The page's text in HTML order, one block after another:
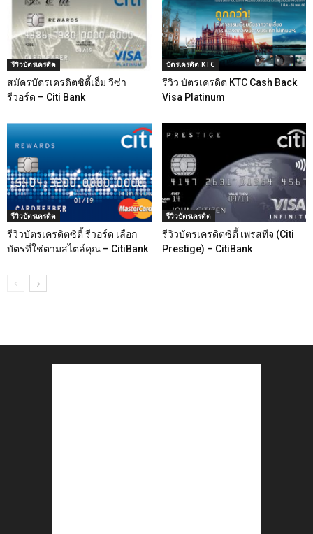
รีวิวบัตรเครดิต
สมัครบัตรเครดิตซิตี้เอ็ม วีซ่า
รีวอร์ด – Citi Bank
บัตรเครดิต KTC
รีวิว บัตรเครดิต KTC Cash Back
Visa Platinum
รีวิวบัตรเครดิต
รีวิวบัตรเครดิตซิตี้ รีวอร์ด เลือก
บัตรที่ใช่ตามสไตล์คุณ – CitiBank
รีวิวบัตรเครดิต
รีวิวบัตรเครดิตซิตี้ เพรสทีจ (Citi
Prestige) – CitiBank